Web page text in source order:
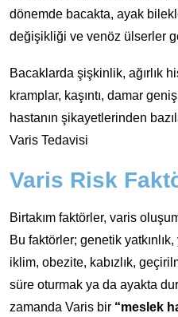
dönemde bacakta, ayak
değişikliği ve venöz ülserler
Bacaklarda şişkinlik, ağırlık
kramplar, kaşıntı, damar
hastanın şikayetlerinden
Varis Tedavisi
Varis Risk
Birtakım faktörler, varis
Bu faktörler; genetik
iklim, obezite, kabızlık,
süre oturmak ya da ayakta
zamanda Varis bir “meslek